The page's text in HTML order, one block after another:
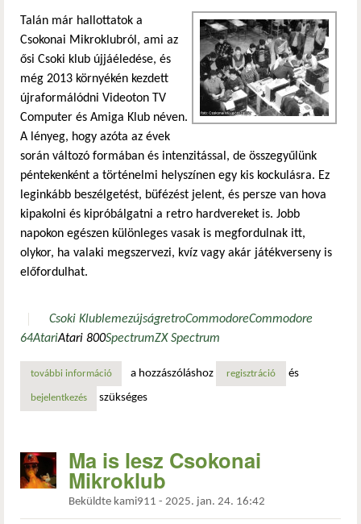
Talán már hallottatok a
Csokonai Mikroklubról, ami az
ősi Csoki klub újjáéledése, és
még 2013 környékén kezdett
újraformálódni Videoton TV
Computer és Amiga Klub néven.
A lényeg, hogy azóta az évek
során változó formában és intenzitással, de összegyűlünk
péntekenként a történelmi helyszínen egy kis kockulásra. Ez
leginkább beszélgetést, büfézést jelent, és persze van hova
kipakolni és kipróbálgatni a retro hardvereket is. Jobb
napokon egészen különleges vasak is megfordulnak itt,
olykor, ha valaki megszervezi, kvíz vagy akár játékverseny is
előfordulhat.
Csoki KlublemezújságretroCommodoreCommodore
64AtariAtari 800SpectrumZX Spectrum
további információaki pénteken retro élményre vágy, az a csokonai
a hozzászóláshoz regisztráció és
bejelentkezés szükséges
Ma is lesz Csokonai
Mikroklub
Beküldte kami911 - 2025. jan. 24. 16:42